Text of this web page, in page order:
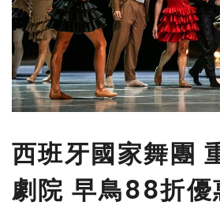
西班牙國家舞團
劇院 早鳥88折優